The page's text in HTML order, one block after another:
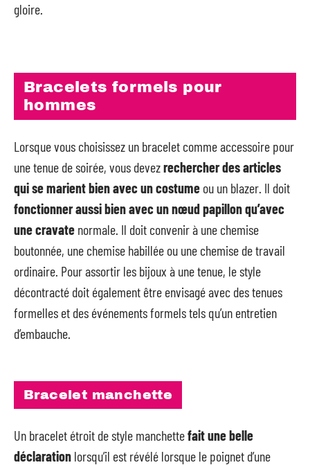
gloire.
Bracelets formels pour
hommes
Lorsque vous choisissez un bracelet comme accessoire pour
une tenue de soirée, vous devezrechercher des articles
qui se marient bien avec un costume ou un blazer. Il doit
fonctionner aussi bien avec un nœud papillon qu’avec
une cravate normale. Il doit convenir à une chemise
boutonnée, une chemise habillée ou une chemise de travail
ordinaire. Pour assortir les bijoux à une tenue, le style
décontracté doit également être envisagé avec des tenues
formelles et des événements formels tels qu’un entretien
d’embauche.
Bracelet manchette
Un bracelet étroit de style manchettefait une belle
déclaration lorsqu’il est révélé lorsque le poignet d’une